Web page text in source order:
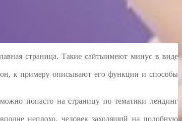
страница. Такие сайтыимеют минус в виде
к примеру описывают его функции и способы
попасто на страницу по тематики лендинг
неплохо, человек заходящий на подобную